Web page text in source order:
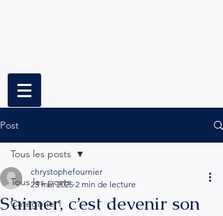
Post
Tous les posts
Catégorie 1
Tous les posts
S’aimer, c’est devenir son
chrystophefournier
23 mai 2025 2 min de lecture